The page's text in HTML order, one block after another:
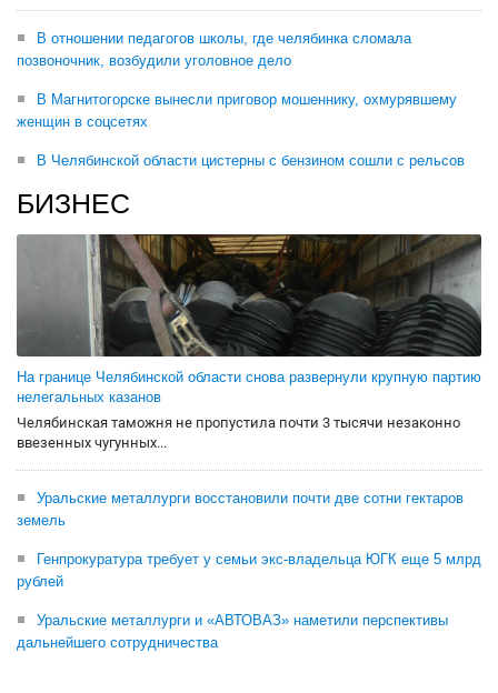
В отношении педагогов школы, где челябинка сломала
позвоночник, возбудили уголовное дело
В Магнитогорске вынесли приговор мошеннику, охмурявшему
женщин в соцсетях
В Челябинской области цистерны с бензином сошли с рельсов
БИЗНЕС
На границе Челябинской области снова развернули крупную партию
нелегальных казанов
Челябинская таможня не пропустила почти 3 тысячи незаконно
ввезенных чугунных...
Уральские металлурги восстановили почти две сотни гектаров
земель
Генпрокуратура требует у семьи экс-владельца ЮГК еще 5 млрд
рублей
Уральские металлурги и «АВТОВАЗ» наметили перспективы
дальнейшего сотрудничества